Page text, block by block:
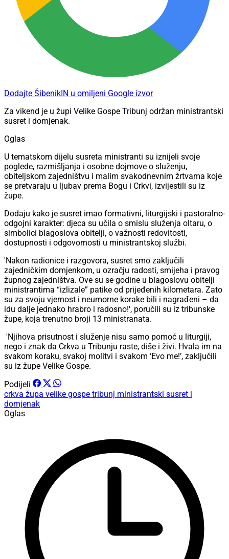
Dodajte ŠibenikIN u omiljeni Google izvor
Za vikend je u župi Velike Gospe Tribunj održan ministrantski
susret i domjenak.
Oglas
U tematskom dijelu susreta ministranti su iznijeli svoje
poglede, razmišljanja i osobne dojmove o služenju,
obiteljskom zajedništvu i malim svakodnevnim žrtvama koje
se pretvaraju u ljubav prema Bogu i Crkvi, izvijestili su iz
župe.
Dodaju kako je susret imao formativni, liturgijski i pastoralno-
odgojni karakter: djeca su učila o smislu služenja oltaru, o
simbolici blagoslova obitelji, o važnosti redovitosti,
dostupnosti i odgovornosti u ministrantskoj službi.
'Nakon radionice i razgovora, susret smo zaključili
zajedničkim domjenkom, u ozračju radosti, smijeha i pravog
župnog zajedništva. Ove su se godine u blagoslovu obitelji
ministrantima “izlizale” patike od prijeđenih kilometara. Zato
su za svoju vjernost i neumorne korake bili i nagrađeni – da
idu dalje jednako hrabro i radosno!', poručili su iz tribunske
župe, koja trenutno broji 13 ministranata.
'Njihova prisutnost i služenje nisu samo pomoć u liturgiji,
nego i znak da Crkva u Tribunju raste, diše i živi. Hvala im na
svakom koraku, svakoj molitvi i svakom ‘Evo me!’, zaključili
su iz župe Velike Gospe.
Podijeli
crkva župa velike gospe tribunj ministrantski susret i
domjenak
Oglas